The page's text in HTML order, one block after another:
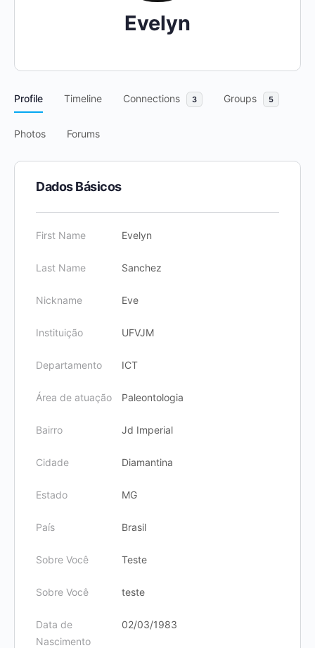
Evelyn
Profile Timeline Connections 3 Groups 5
Photos Forums
Dados Básicos
First Name Evelyn
Last Name Sanchez
Nickname Eve
Instituição UFVJM
Departamento ICT
Área de atuação Paleontologia
Bairro Jd Imperial
Cidade Diamantina
Estado MG
País Brasil
Sobre Você Teste
Sobre Você teste
Data de
Nascimento
02/03/1983